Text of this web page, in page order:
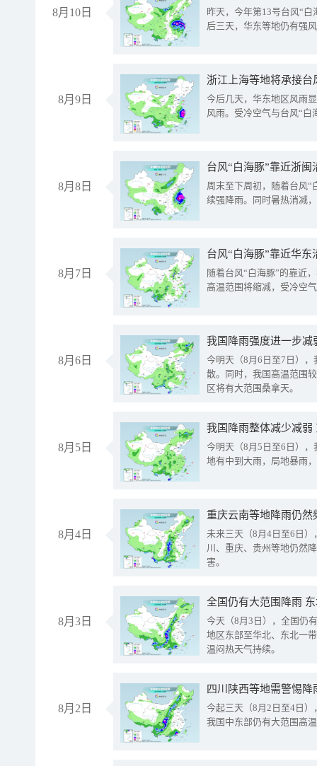
8月10日
昨天，今年第13号台风“
后三天，华东等地仍有强
8月9日
浙江上海等地将承接台
今后几天，华东地区风雨
风雨。受冷空气与台风“白
8月8日
台风“白海豚”靠近浙
周末至下周初，随着台风“
续强降雨。同时暑热消减
8月7日
台风“白海豚”靠近华
随着台风“白海豚”的靠近
高温范围将缩减，受冷空
8月6日
今明天（8月6日至7日）
散。同时，我国高温范围
区将有大范围桑拿天。
8月5日
我国降雨整体减少减弱
今明天（8月5日至6日）
地有中到大雨，局地暴雨
8月4日
重庆云南等地降雨仍然
未来三天（8月4日至6日
川、重庆、贵州等地仍然
害。
8月3日
全国仍有大范围降雨
今天（8月3日），全国仍
地区东部至华北、东北一
温闷热天气持续。
8月2日
今起三天（8月2日至4日
我国中东部仍有大范围高